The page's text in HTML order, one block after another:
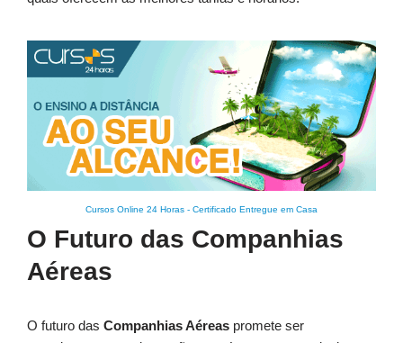
Cursos Online 24 Horas - Certificado Entregue em Casa
O Futuro das Companhias
Aéreas
O futuro das Companhias Aéreas promete ser